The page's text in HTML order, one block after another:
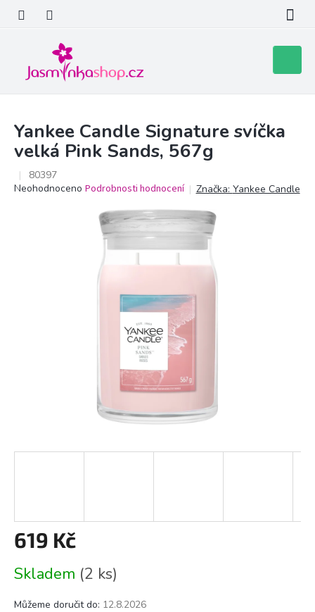
obsah
košík
Yankee Candle Signature svíčka
velká Pink Sands, 567g
80397
Průměrné
Neohodnoceno Podrobnosti hodnocení Značka: Yankee Candle
619 Kč
cena:
Skladem (2 ks)
Můžeme doručit do: 12.8.2026